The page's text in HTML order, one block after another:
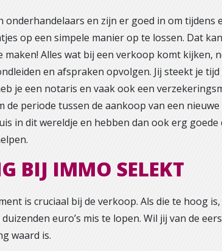
en zijn er goed in om
op een simpele manier op te lossen. Dat
Alles wat bij een verkoop komt kijken,
en afspraken opvolgen. Jij steekt je
je een notaris en vaak ook een
periode tussen de aankoop van een
in dit wereldje en hebben dan ook erg
BIJ IMMO SELEKT
is cruciaal bij de verkoop. Als die te hoog
euro’s mis te lopen. Wil jij van de
waard is.